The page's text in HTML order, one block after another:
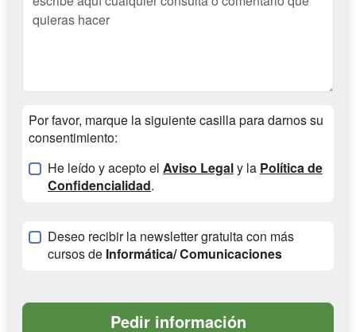
Por favor, marque la siguiente casilla para darnos su
consentimiento:
He leído y acepto el Aviso Legaly la Política de
Confidencialidad.
Deseo recibir la newsletter gratuita con más
cursos de Informática/ Comunicaciones